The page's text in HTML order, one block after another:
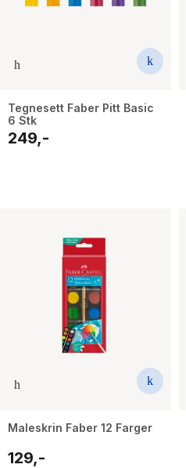
Tegnesett Faber Pitt Basic
6 Stk
249,-
Maleskrin Faber 12 Farger
129,-